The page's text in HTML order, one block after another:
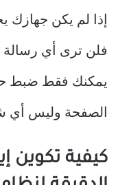
إذا لم يكن
فلن ترى أي رسالة
يمكنك فقط ضبط
الصفحة وليس أي
كيفية تكوين